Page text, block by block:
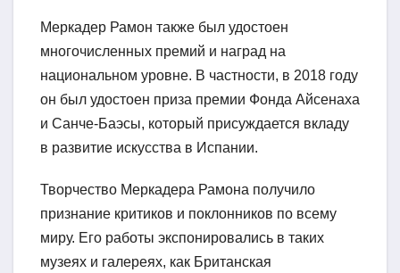
Меркадер Рамон также был удостоен
многочисленных премий и наград на
национальном уровне. В частности, в 2018 году
он был удостоен приза премии Фонда Айсенаха
и Санче-Баэсы, который присуждается вкладу
в развитие искусства в Испании.
Творчество Меркадера Рамона получило
признание критиков и поклонников по всему
миру. Его работы экспонировались в таких
музеях и галереях, как Британская